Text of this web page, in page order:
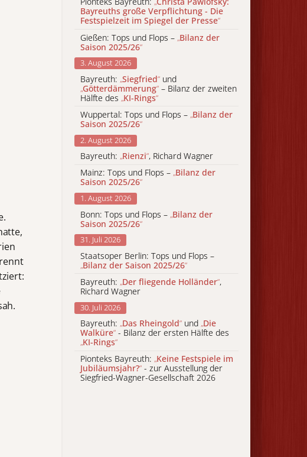
Bayreuths große Verpflichtung - Die
Festspielzeit im Spiegel der Presse“
Gießen: Tops und Flops – „Bilanz der
Saison 2025/26“
3. August 2026
Bayreuth: „Siegfried“ und
„Götterdämmerung“ – Bilanz der zweiten
Hälfte des „KI-Rings“
Wuppertal: Tops und Flops – „Bilanz der
Saison 2025/26“
2. August 2026
Bayreuth: „Rienzi“, Richard Wagner
Mainz: Tops und Flops – „Bilanz der
Saison 2025/26“
1. August 2026
Bonn: Tops und Flops – „Bilanz der
Saison 2025/26“
31. Juli 2026
Staatsoper Berlin: Tops und Flops –
„Bilanz der Saison 2025/26“
Bayreuth: „Der fliegende Holländer“,
Richard Wagner
30. Juli 2026
Bayreuth: „Das Rheingold“ und „Die
Walküre“ - Bilanz der ersten Hälfte des
„KI-Rings“
Pionteks Bayreuth: „Keine Festspiele im
Jubiläumsjahr?“ - zur Ausstellung der
Siegfried-Wagner-Gesellschaft 2026